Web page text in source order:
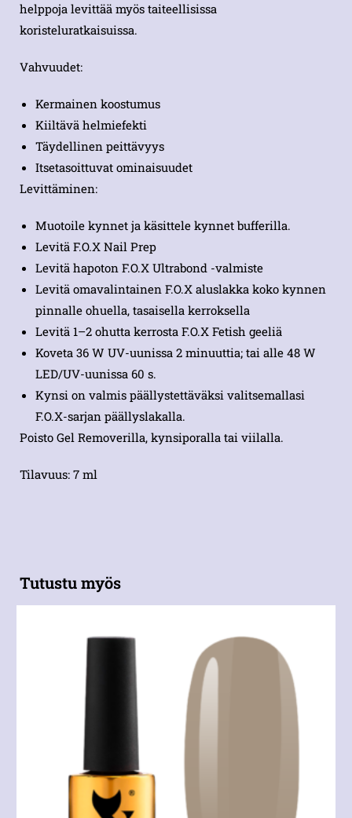
helppoja levittää myös taiteellisissa
koristeluratkaisuissa.
Vahvuudet:
Kermainen koostumus
Kiiltävä helmiefekti
Täydellinen peittävyys
Itsetasoittuvat ominaisuudet
Levittäminen:
Muotoile kynnet ja käsittele kynnet bufferilla.
Levitä F.O.X Nail Prep
Levitä hapoton F.O.X Ultrabond -valmiste
Levitä omavalintainen F.O.X aluslakka koko kynnen
pinnalle ohuella, tasaisella kerroksella
Levitä 1–2 ohutta kerrosta F.O.X Fetish geeliä
Koveta 36 W UV-uunissa 2 minuuttia; tai alle 48 W
LED/UV-uunissa 60 s.
Kynsi on valmis päällystettäväksi valitsemallasi
F.O.X-sarjan päällyslakalla.
Poisto Gel Removerilla, kynsiporalla tai viilalla.
Tilavuus: 7 ml
Tutustu myös